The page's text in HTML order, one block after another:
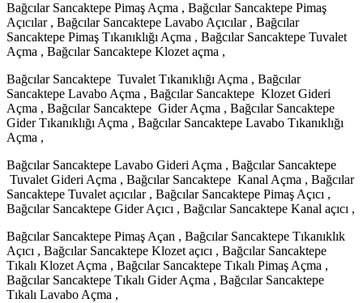
Bağcılar Sancaktepe Pimaş Açma , Bağcılar Sancaktepe Pimaş
Açıcılar , Bağcılar Sancaktepe Lavabo Açıcılar , Bağcılar
Sancaktepe Pimaş Tıkanıklığı Açma , Bağcılar Sancaktepe Tuvalet
Açma , Bağcılar Sancaktepe Klozet açma ,
Bağcılar Sancaktepe Tuvalet Tıkanıklığı Açma , Bağcılar
Sancaktepe Lavabo Açma , Bağcılar Sancaktepe Klozet Gideri
Açma , Bağcılar Sancaktepe Gider Açma , Bağcılar Sancaktepe
Gider Tıkanıklığı Açma , Bağcılar Sancaktepe Lavabo Tıkanıklığı
Açma ,
Bağcılar Sancaktepe Lavabo Gideri Açma , Bağcılar Sancaktepe
Tuvalet Gideri Açma , Bağcılar Sancaktepe Kanal Açma , Bağcılar
Sancaktepe Tuvalet açıcılar , Bağcılar Sancaktepe Pimaş Açıcı ,
Bağcılar Sancaktepe Gider Açıcı , Bağcılar Sancaktepe Kanal açıcı ,
Bağcılar Sancaktepe Pimaş Açan , Bağcılar Sancaktepe Tıkanıklık
Açıcı , Bağcılar Sancaktepe Klozet açıcı , Bağcılar Sancaktepe
Tıkalı Klozet Açma , Bağcılar Sancaktepe Tıkalı Pimaş Açma ,
Bağcılar Sancaktepe Tıkalı Gider Açma , Bağcılar Sancaktepe
Tıkalı Lavabo Açma ,